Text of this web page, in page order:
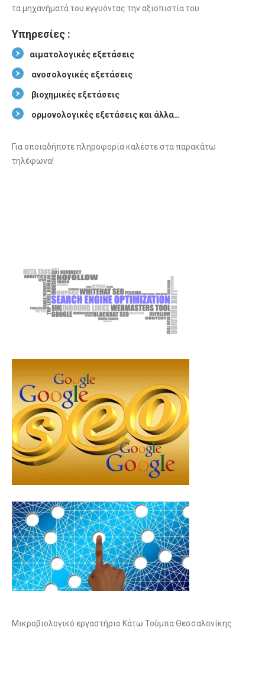
τα μηχανήματά του εγγυόντας την αξιοπιστία του.
Υπηρεσίες :
αιματολογικές εξετάσεις
ανοσολογικές εξετάσεις
βιοχημικές εξετάσεις
ορμονολογικές εξετάσεις και άλλα…
Για οποιαδήποτε πληροφορία καλέστε στα παρακάτω
τηλέφωνα!
Μικροβιολογικό εργαστήριο Κάτω Τούμπα Θεσσαλονίκης